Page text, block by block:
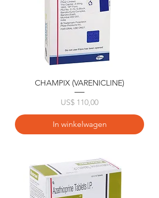
CHAMPIX (VARENICLINE)
Prijs
US$ 110,00
In winkelwagen